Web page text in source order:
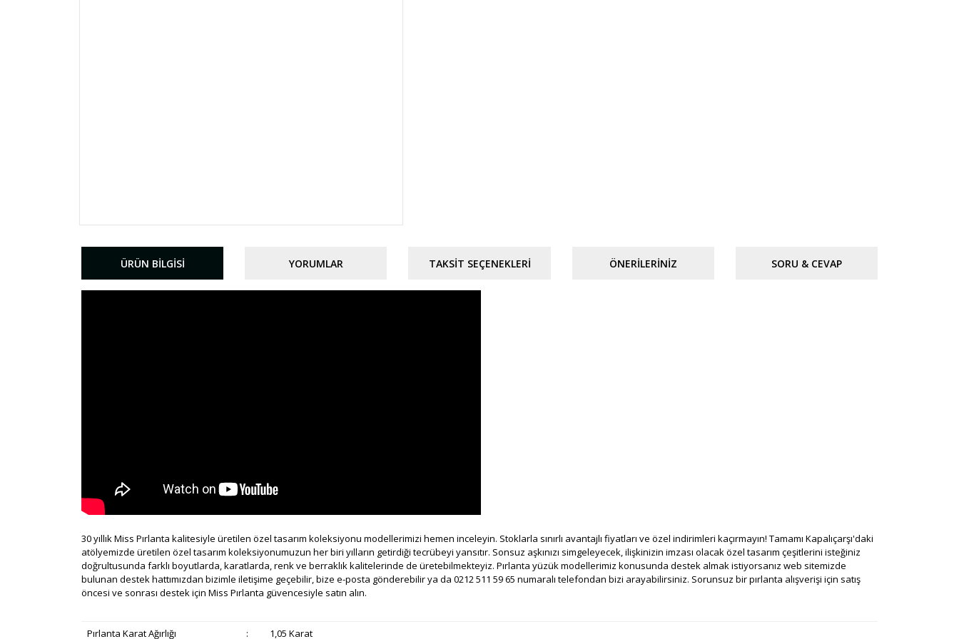
ÜRÜN BILGISI YORUMLAR TAKSIT SEÇENEKLERI ÖNERILERINIZ SORU & CEVAP
30 yıllık Miss Pırlanta kalitesiyle üretilen özel tasarım koleksiyonu modellerimizi hemen inceleyin. Stoklarla sınırlı avantajlı fiyatları ve özel indirimleri kaçırmayın! Tamamı Kapalıçarşı'daki
atölyemizde üretilen özel tasarım koleksiyonumuzun her biri yılların getirdiği tecrübeyi yansıtır. Sonsuz aşkınızı simgeleyecek, ilişkinizin imzası olacak özel tasarım çeşitlerini isteğiniz
doğrultusunda farklı boyutlarda, karatlarda, renk ve berraklık kalitelerinde de üretebilmekteyiz. Pırlanta yüzük modellerimiz konusunda destek almak istiyorsanız web sitemizde
bulunan destek hattımızdan bizimle iletişime geçebilir, bize e-posta gönderebilir ya da 0212 511 59 65 numaralı telefondan bizi arayabilirsiniz. Sorunsuz bir pırlanta alışverişi için satış
öncesi ve sonrası destek için Miss Pırlanta güvencesiyle satın alın.
Pırlanta Karat Ağırlığı :
1,05 Karat